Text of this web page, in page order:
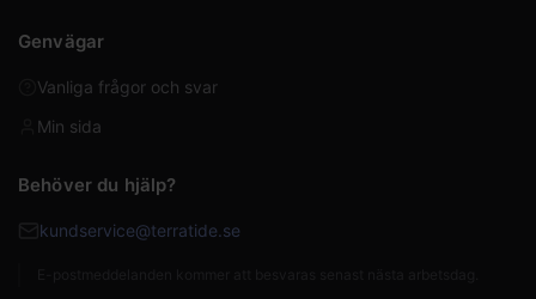
Genvägar
Vanliga frågor och svar
Min sida
Behöver du hjälp?
kundservice@terratide.se